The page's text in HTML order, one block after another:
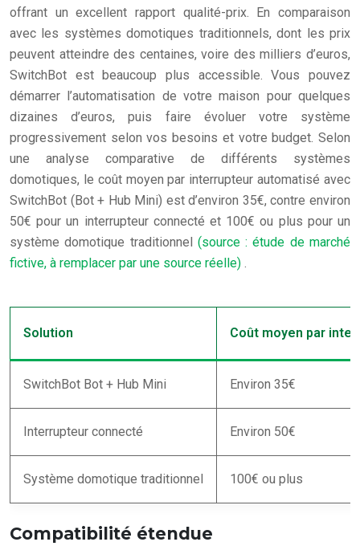
offrant un excellent rapport qualité-prix. En comparaison
avec les systèmes domotiques traditionnels, dont les prix
peuvent atteindre des centaines, voire des milliers d’euros,
SwitchBot est beaucoup plus accessible. Vous pouvez
démarrer l’automatisation de votre maison pour quelques
dizaines d’euros, puis faire évoluer votre système
progressivement selon vos besoins et votre budget. Selon
une analyse comparative de différents systèmes
domotiques, le coût moyen par interrupteur automatisé avec
SwitchBot (Bot + Hub Mini) est d’environ 35€, contre environ
50€ pour un interrupteur connecté et 100€ ou plus pour un
système domotique traditionnel (source : étude de marché
fictive, à remplacer par une source réelle) .
Solution Coût moyen par
SwitchBot Bot + Hub Mini Environ 35€
Interrupteur connecté Environ 50€
Système domotique traditionnel 100€ ou plus
Compatibilité étendue